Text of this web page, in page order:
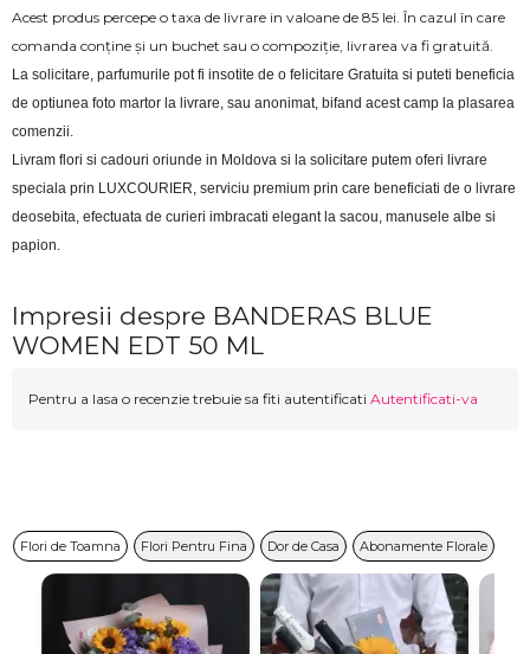
Acest produs percepe o taxa de livrare in valoane de 85 lei. În cazul în care
comanda conține și un buchet sau o compoziție, livrarea va fi gratuită.
La solicitare, parfumurile pot fi insotite de o felicitare Gratuita si puteti beneficia
de optiunea foto martor la livrare, sau anonimat, bifand acest camp la plasarea
comenzii.
Livram flori si cadouri oriunde in Moldova si la solicitare putem oferi livrare
speciala prin LUXCOURIER, serviciu premium prin care beneficiati de o livrare
deosebita, efectuata de curieri imbracati elegant la sacou, manusele albe si
papion.
Impresii despre BANDERAS BLUE
WOMEN EDT 50 ML
Pentru a lasa o recenzie trebuie sa fiti autentificati Autentificati-va
Flori de Toamna Flori Pentru Fina Dor de Casa Abonamente Florale